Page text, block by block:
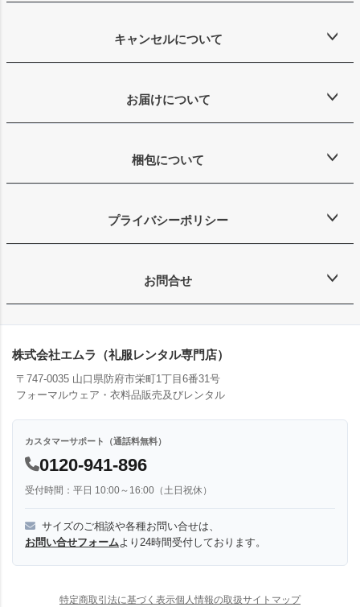
キャンセルについて
お届けについて
梱包について
プライバシーポリシー
お問合せ
株式会社エムラ（礼服レンタル専門店）
〒747-0035 山口県防府市栄町1丁目6番31号
フォーマルウェア・衣料品販売及びレンタル
カスタマーサポート（通話料無料）
0120-941-896
受付時間：平日 10:00～16:00（土日祝休）
サイズのご相談や各種お問い合せは、
お問い合せフォーム より24時間受付しております。
特定商取引法に基づく表示個人情報の取扱サイトマップ